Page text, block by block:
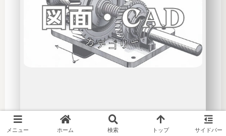
ピックアップワード
メニュー ホーム 検索 トップ サイドバー